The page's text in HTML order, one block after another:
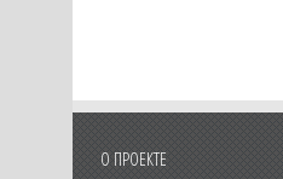
О ПРОЕКТЕ